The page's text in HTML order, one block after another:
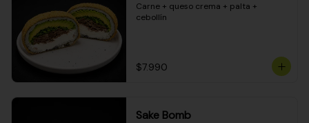
Carne + queso crema + palta +
cebollín
$7.990
Sake Bomb